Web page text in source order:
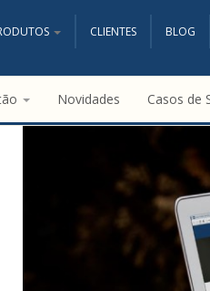
CLIENTES BLOG
Novidades Casos de